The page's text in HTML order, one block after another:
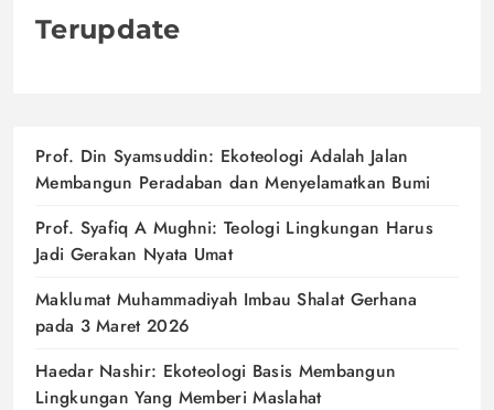
Terupdate
Prof. Din Syamsuddin: Ekoteologi Adalah Jalan
Membangun Peradaban dan Menyelamatkan Bumi
Prof. Syafiq A Mughni: Teologi Lingkungan Harus
Jadi Gerakan Nyata Umat
Maklumat Muhammadiyah Imbau Shalat Gerhana
pada 3 Maret 2026
Haedar Nashir: Ekoteologi Basis Membangun
Lingkungan Yang Memberi Maslahat